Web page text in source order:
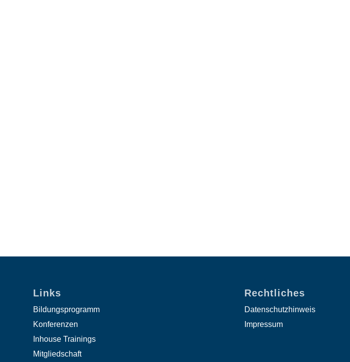
Links
Bildungsprogramm
Konferenzen
Inhouse Trainings
Mitgliedschaft
Rechtliches
Datenschutzhinweis
Impressum